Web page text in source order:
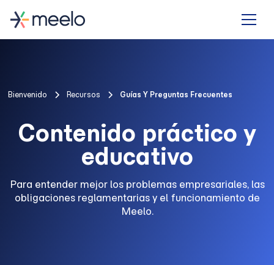
Bienvenido Recursos Guías Y Preguntas Frecuentes
Contenido práctico y
educativo
Para entender mejor los problemas empresariales, las
obligaciones reglamentarias y el funcionamiento de
Meelo.